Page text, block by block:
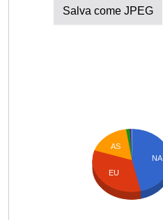
Salva come JPEG
NA
AS
EU